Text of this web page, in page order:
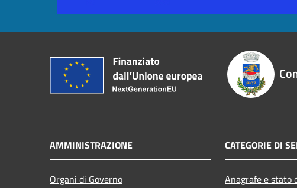
AMMINISTRAZIONE
Organi di Governo
CATEGORIE DI
Anagrafe e stato